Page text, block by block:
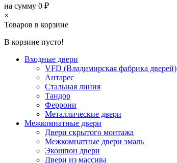
на сумму 0 ₽
×
Товаров в корзине
В корзине пусто!
Входные двери
VFD (Владимирская фабрика дверей)
Антарес
Стальная линия
Тандор
Феррони
Металлические двери
Межкомнатные двери
Двери скрытого монтажа
Межкомнатные двери эмаль
Экошпон двери
Двери из массива